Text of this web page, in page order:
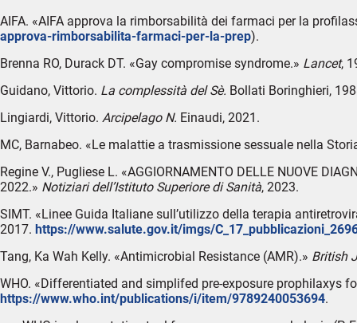
AIFA. «AIFA approva la rimborsabilità dei farmaci per la
approva-rimborsabilita-farmaci-per-la-prep).
Brenna RO, Durack DT. «Gay compromise syndrome.» Lancet,
Guidano, Vittorio. La complessità del Sè. Bollati Boringhieri,
Lingiardi, Vittorio. Arcipelago N. Einaudi, 2021.
MC, Barnabeo. «Le malattie a trasmissione sessuale nella
Regine V., Pugliese L. «AGGIORNAMENTO DELLE NUOVE
2022.» Notiziari dell’Istituto Superiore di Sanità, 2023.
SIMT. «Linee Guida Italiane sull’utilizzo della terapia
2017. https://www.salute.gov.it/imgs/
Tang, Ka Wah Kelly. «Antimicrobial Resistance (AMR).» British
WHO. «Differentiated and simplifed pre-exposure prophilaxys
https://www.who.int/publications/i/item/9789240053694.